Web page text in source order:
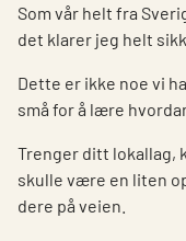
Bærekraft
Logg inn
Choose languge
Norway
Som vår helt fra
det klarer jeg helt
Dette er ikke noe vi
små for å lære
Trenger ditt lokallag,
skulle være en liten
dere på veien.